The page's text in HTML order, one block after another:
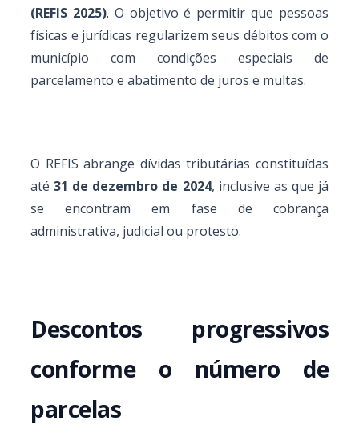
(REFIS 2025). O objetivo é permitir que pessoas
físicas e jurídicas regularizem seus débitos com o
município com condições especiais de
parcelamento e abatimento de juros e multas.
O REFIS abrange dívidas tributárias constituídas
até31 de dezembro de 2024, inclusive as que já
se encontram em fase de cobrança
administrativa, judicial ou protesto.
Descontos progressivos
conforme o número de
parcelas